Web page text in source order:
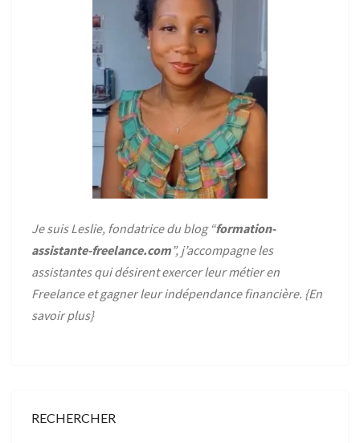
Je suis Leslie, fondatrice du blog “formation-
assistante-freelance.com”, j’accompagne les
assistantes qui désirent exercer leur métier en
Freelance et gagner leur indépendance financière. {En
savoir plus}
RECHERCHER